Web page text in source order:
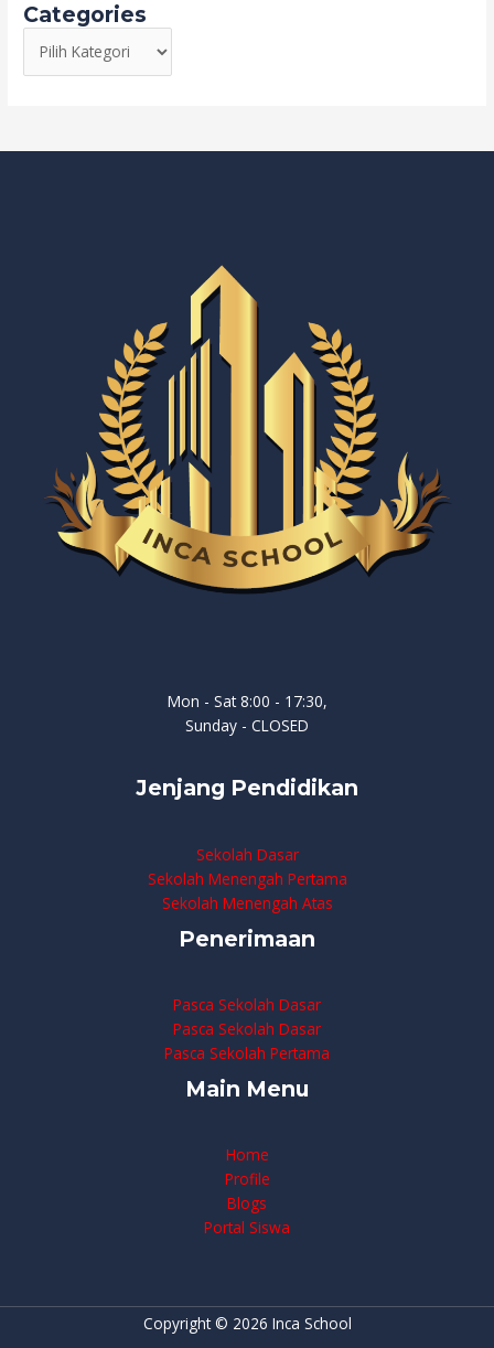
Categories
Mon - Sat 8:00 - 17:30,
Sunday - CLOSED
Jenjang Pendidikan
Sekolah Dasar
Sekolah Menengah Pertama
Sekolah Menengah Atas
Penerimaan
Pasca Sekolah Dasar
Pasca Sekolah Dasar
Pasca Sekolah Pertama
Main Menu
Home
Profile
Blogs
Portal Siswa
Copyright © 2026 Inca School